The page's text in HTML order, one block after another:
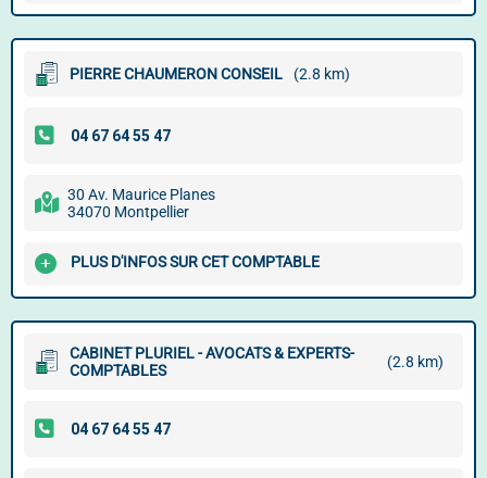
PIERRE CHAUMERON CONSEIL (2.8 km)
30 Av. Maurice Planes
34070 Montpellier
PLUS D'INFOS SUR CET COMPTABLE
CABINET PLURIEL - AVOCATS & EXPERTS-
COMPTABLES
(2.8 km)